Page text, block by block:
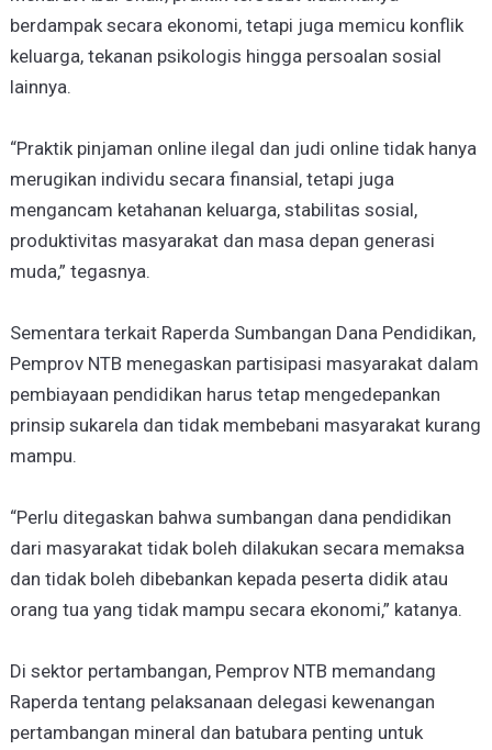
berdampak secara ekonomi, tetapi juga memicu konflik
keluarga, tekanan psikologis hingga persoalan sosial
lainnya.
“Praktik pinjaman online ilegal dan judi online tidak hanya
merugikan individu secara finansial, tetapi juga
mengancam ketahanan keluarga, stabilitas sosial,
produktivitas masyarakat dan masa depan generasi
muda,” tegasnya.
Sementara terkait Raperda Sumbangan Dana Pendidikan,
Pemprov NTB menegaskan partisipasi masyarakat dalam
pembiayaan pendidikan harus tetap mengedepankan
prinsip sukarela dan tidak membebani masyarakat kurang
mampu.
“Perlu ditegaskan bahwa sumbangan dana pendidikan
dari masyarakat tidak boleh dilakukan secara memaksa
dan tidak boleh dibebankan kepada peserta didik atau
orang tua yang tidak mampu secara ekonomi,” katanya.
Di sektor pertambangan, Pemprov NTB memandang
Raperda tentang pelaksanaan delegasi kewenangan
pertambangan mineral dan batubara penting untuk